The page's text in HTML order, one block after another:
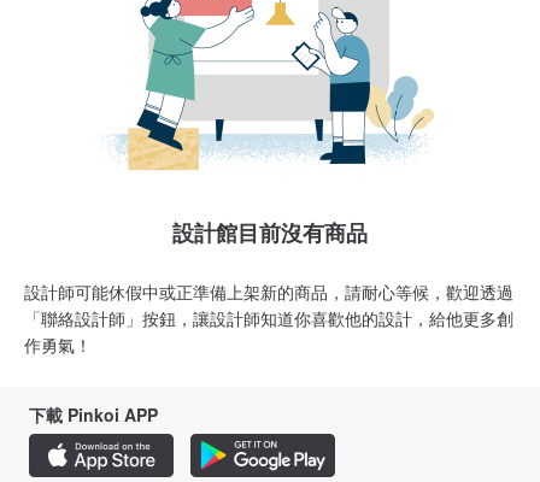
設計館目前沒有商品
設計師可能休假中或正準備上架新的商品，請耐心等候，歡迎透過
「聯絡設計師」按鈕，讓設計師知道你喜歡他的設計，給他更多創
作勇氣！
下載 Pinkoi APP